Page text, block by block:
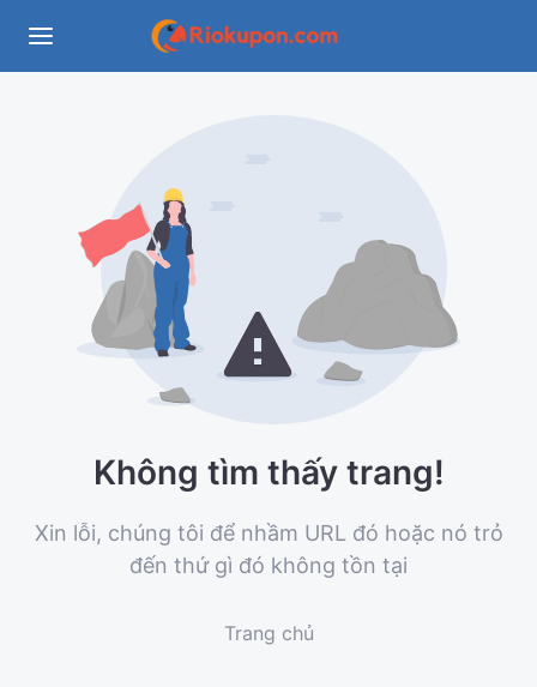
Không tìm thấy trang!
Xin lỗi, chúng tôi để nhầm URL đó hoặc nó trỏ
đến thứ gì đó không tồn tại
Trang chủ